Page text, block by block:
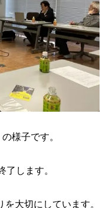
様子です。
了します。
大切にしています。